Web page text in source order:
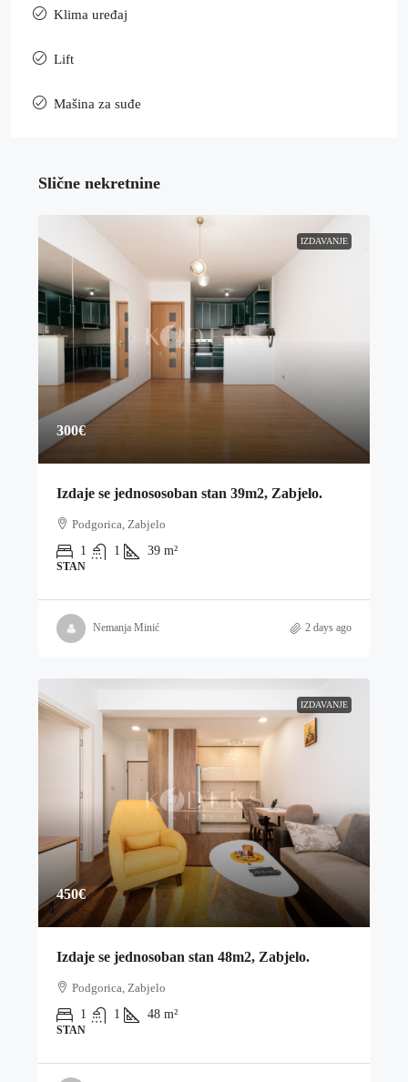
Klima uređaj
Lift
Mašina za suđe
Slične nekretnine
IZDAVANJE
300€
Izdaje se jednososoban stan 39m2, Zabjelo.
Podgorica, Zabjelo
1
1 39 m²
STAN
Nemanja Minić 2 days ago
IZDAVANJE
450€
Izdaje se jednosoban stan 48m2, Zabjelo.
Podgorica, Zabjelo
1
1 48 m²
STAN